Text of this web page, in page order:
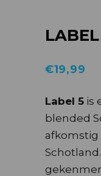
€19,99
Label 5 is
blended
afkomstig